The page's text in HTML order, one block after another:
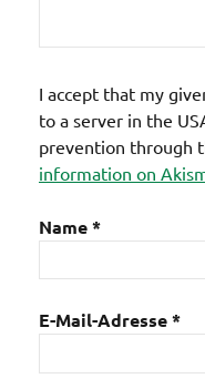
I accept that my
to a server in the
prevention through
information on
Name*
E-Mail-Adresse*